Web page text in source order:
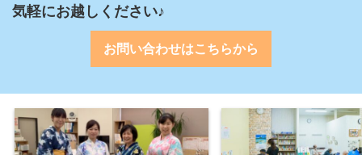
気軽にお越しください♪
お問い合わせはこちらから